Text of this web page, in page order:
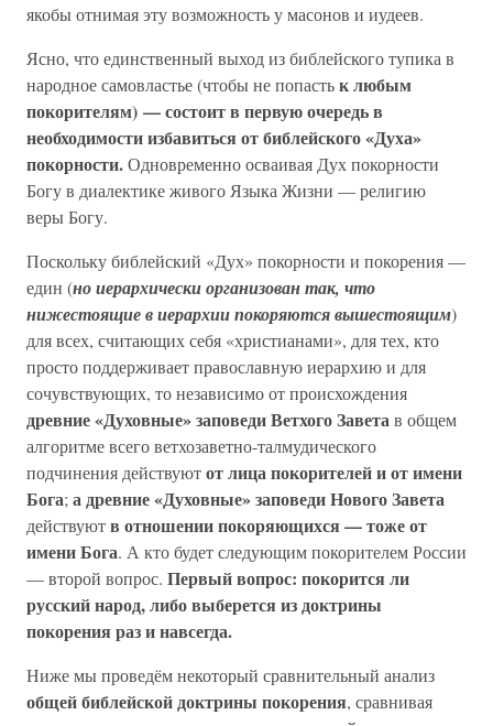
якобы отнимая эту возможность у масонов и иудеев.
Ясно, что единственный выход из библейского тупика в
народное самовластье (чтобы не попастьк любым
покорителям) — состоит в первую очередь в
необходимости избавиться от библейского «Духа»
покорности.Одновременно осваивая Дух покорности
Богу в диалектике живого Языка Жизни — религию
веры Богу.
Поскольку библейский «Дух» покорности и покорения —
един (но иерархически организован так, что
нижестоящие в иерархии покоряются вышестоящим)
для всех, считающих себя «христианами», для тех, кто
просто поддерживает православную иерархию и для
сочувствующих, то независимо от происхождения
древние «Духовные» заповеди Ветхого Заветав общем
алгоритме всего ветхозаветно-талмудического
подчинения действуютот лица покорителей и от имени
Бога; а древние «Духовные» заповеди Нового Завета
действуютв отношении покоряющихся — тоже от
имени Бога. А кто будет следующим покорителем России
— второй вопрос. Первый вопрос: покорится ли
русский народ, либо выберется из доктрины
покорения раз и навсегда.
Ниже мы проведём некоторый сравнительный анализ
общей библейской доктрины покорения, сравнивая